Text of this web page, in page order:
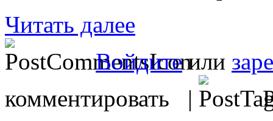
Читать далее
Войдитеили
комментировать |